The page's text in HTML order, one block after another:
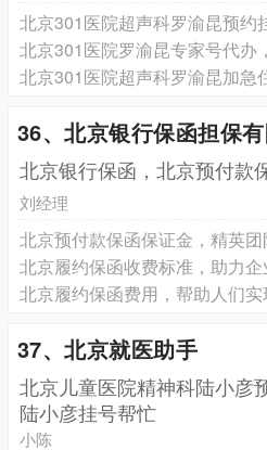
北京301医院超声科罗渝昆预约
北京301医院罗渝昆专家号代办
北京301医院超声科罗渝昆加急
36、北京银行保函担保
北京银行保函，北京预付款
刘经理
北京预付款保函保证金，精英
北京履约保函收费标准，助力
北京履约保函费用，帮助人们
37、北京就医助手
北京儿童医院精神科陆小彦
陆小彦挂号帮忙
小陈